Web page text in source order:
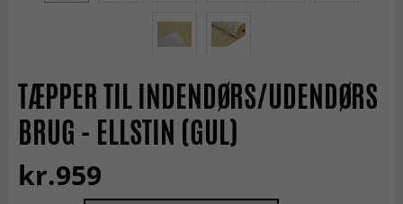
TÆPPER TIL INDENDØRS/UDENDØRS
BRUG - ELLSTIN (GUL)
kr.959